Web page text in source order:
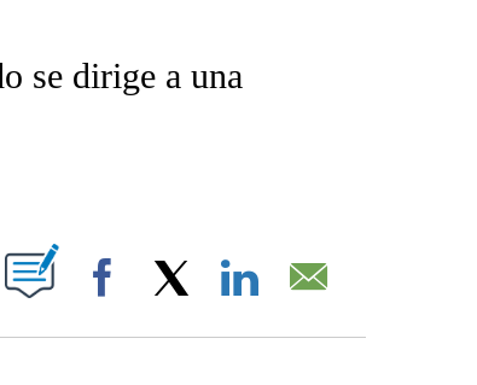
NEW PAGES ON "CNN-SPANISH".
se dirige a una
PAGES ON "".
Facebook